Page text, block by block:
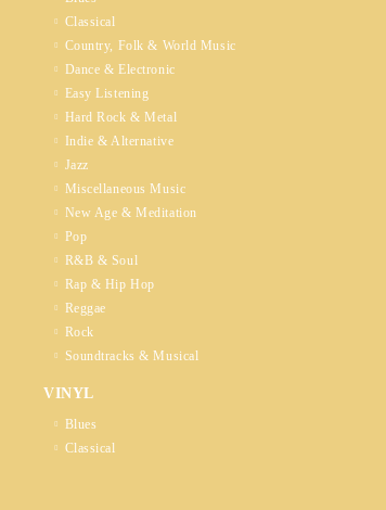
Classical
Country, Folk & World Music
Dance & Electronic
Easy Listening
Hard Rock & Metal
Indie & Alternative
Jazz
Miscellaneous Music
New Age & Meditation
Pop
R&B & Soul
Rap & Hip Hop
Reggae
Rock
Soundtracks & Musical
VINYL
Blues
Classical